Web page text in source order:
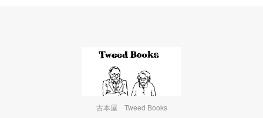
古本屋 Tweed Books